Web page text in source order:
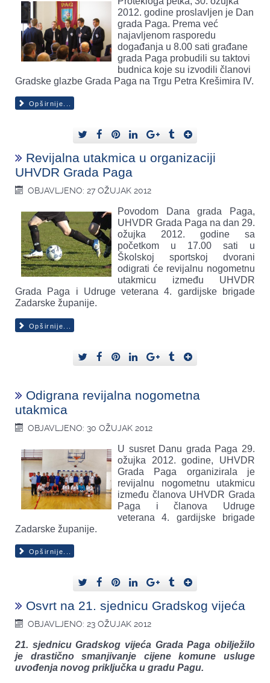
2012. godine proslavljen je Dan
grada Paga. Prema već
najavljenom rasporedu
događanja u 8.00 sati građane
grada Paga probudili su taktovi
budnica koje su izvodili članovi
Gradske glazbe Grada Paga na Trgu Petra Krešimira IV.
Opširnije...
Revijalna utakmica u organizaciji
UHVDR Grada Paga
OBJAVLJENO: 27 OŽUJAK 2012
Povodom Dana grada Paga,
UHVDR Grada Paga na dan 29.
ožujka 2012. godine sa
početkom u 17.00 sati u
Školskoj sportskoj dvorani
odigrati će revijalnu nogometnu
utakmicu između UHVDR
Grada Paga i Udruge veterana 4. gardijske brigade
Zadarske županije.
Opširnije...
Odigrana revijalna nogometna
utakmica
OBJAVLJENO: 30 OŽUJAK 2012
U susret Danu grada Paga 29.
ožujka 2012. godine, UHVDR
Grada Paga organizirala je
revijalnu nogometnu utakmicu
između članova UHVDR Grada
Paga i članova Udruge
veterana 4. gardijske brigade
Zadarske županije.
Opširnije...
Osvrt na 21. sjednicu Gradskog vijeća
OBJAVLJENO: 23 OŽUJAK 2012
21. sjednicu Gradskog vijeća Grada Paga obilježilo
je drastično smanjivanje cijene komune usluge
uvođenja novog priključka u gradu Pagu.